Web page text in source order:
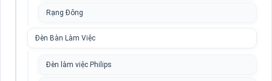
Rạng Đông
Đèn Bàn Làm Việc
Đèn làm việc Philips